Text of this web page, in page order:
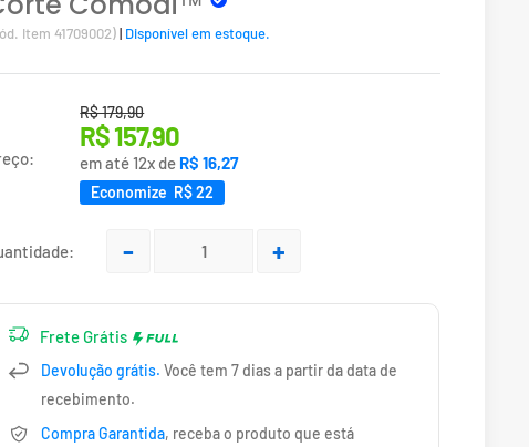
Item 41709002) | Disponível em estoque.
Translation missing: pt-BR.product.general.regular_price
R$ 179,90
Translation
missing:
pt-
BR.product.general.sale_price
R$ 157,90
em até 12x de R$ 16,27
Economize R$ 22
Frete Grátis
Devolução grátis. Você tem 7 dias a partir da data de
recebimento.
Compra Garantida, receba o produto que está